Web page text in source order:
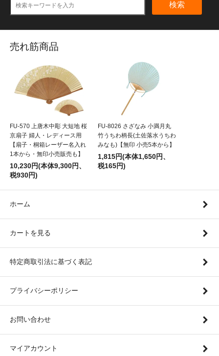
検索
売れ筋商品
FU-570 上唐木中彫 大短地 桜
京扇子 婦人・レディース用
【扇子・桐箱レーザー名入れ
1本から・無印小売販売も】
10,230円(本体9,300円、
税930円)
FU-8026 さざなみ 小満月丸
竹うちわ柄長(土佐落水うちわ
みなも)【無印 小売5本から】
1,815円(本体1,650円、
税165円)
ホーム
カートを見る
特定商取引法に基づく表記
プライバシーポリシー
お問い合わせ
マイアカウント